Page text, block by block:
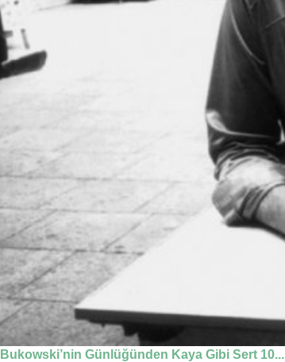
Bukowski’nin Günlüğünden Kaya Gibi Sert 10...